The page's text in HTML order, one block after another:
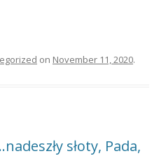
on November 11, 2020.
słoty, Pada,